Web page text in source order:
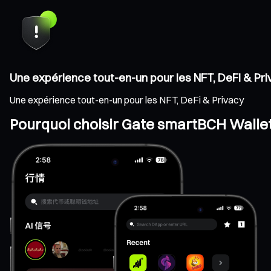
Une expérience tout-en-un pour les NFT, DeFi &
Une expérience tout-en-un pour les NFT, DeFi & Privacy
Pourquoi choisir Gate smartBCH